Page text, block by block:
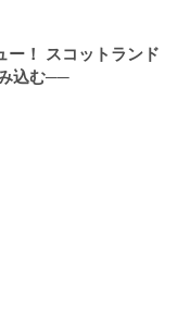
ー！ スコットランド
込む──